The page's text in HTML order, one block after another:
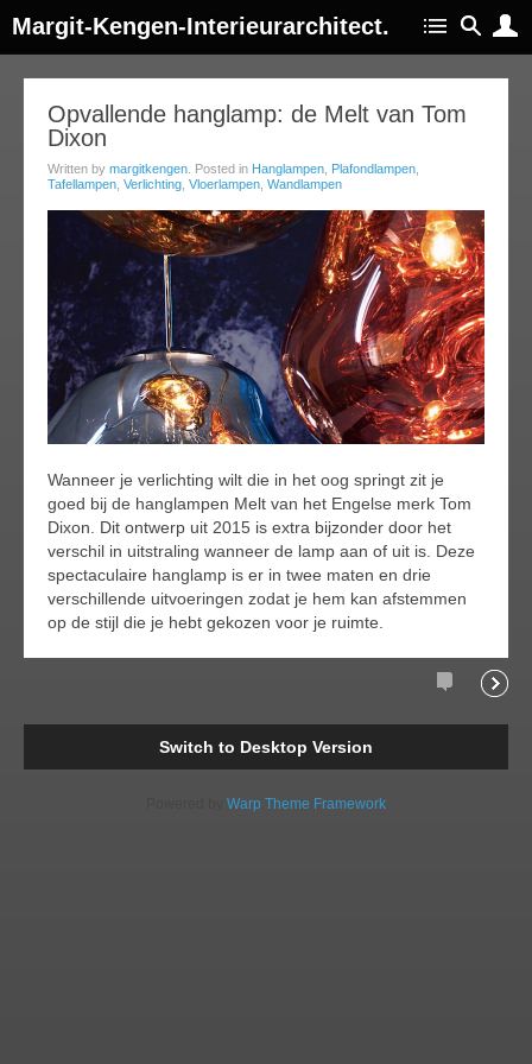
Margit-Kengen-Interieurarchitect.
Opvallende hanglamp: de Melt van Tom
Dixon
Written by margitkengen . Posted in Hanglampen Plafondlampen
Tafellampen Verlichting Vloerlampen Wandlampen
Wanneer je verlichting wilt die in het oog springt zit je
goed bij de hanglampen Melt van het Engelse merk Tom
Dixon. Dit ontwerp uit 2015 is extra bijzonder door het
verschil in uitstraling wanneer de lamp aan of uit is. Deze
spectaculaire hanglamp is er in twee maten en drie
verschillende uitvoeringen zodat je hem kan afstemmen
op de stijl die je hebt gekozen voor je ruimte.
Comments
Switch to Desktop Version
Warp Theme Framework